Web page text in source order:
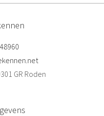
GR Roden